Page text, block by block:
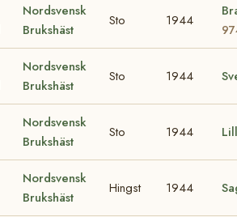
Nordsvensk
Brukshäst
Sto 1944
Nordsvensk
Brukshäst
Sto 1944
Nordsvensk
Brukshäst
Sto 1944
Nordsvensk
Brukshäst
Hingst 1944